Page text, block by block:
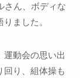
さん、ボディな
ました。
運動会の思い出
回り、組体操も